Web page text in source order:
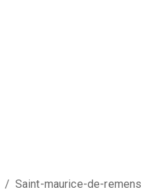
/ Saint-maurice-de-remens